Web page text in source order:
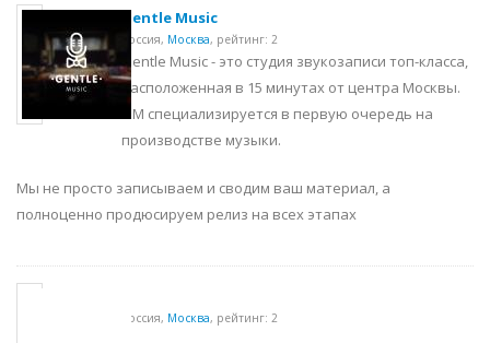
Gentle Music
Россия, Москва, рейтинг: 2
Gentle Music - это студия звукозаписи топ-класса,
расположенная в 15 минутах от центра Москвы.
GM специализируется в первую очередь на
производстве музыки.
Мы не просто записываем и сводим ваш материал, а
полноценно продюсируем релиз на всех этапах
Россия, Москва, рейтинг: 2